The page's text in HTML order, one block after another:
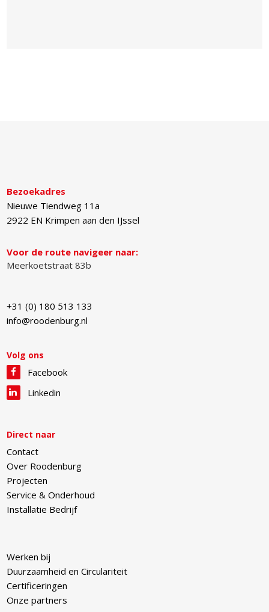
Bezoekadres
Nieuwe Tiendweg 11a
2922 EN Krimpen aan den IJssel
Voor de route navigeer naar:
Meerkoetstraat 83b
+31 (0) 180 513 133
info@roodenburg.nl
Volg ons
Facebook
Linkedin
Direct naar
Contact
Over Roodenburg
Projecten
Service & Onderhoud
Installatie Bedrijf
Werken bij
Duurzaamheid en Circulariteit
Certificeringen
Onze partners